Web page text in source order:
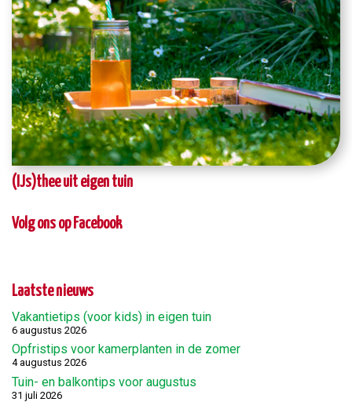
(IJs)thee uit eigen tuin
Volg ons op Facebook
Laatste nieuws
Vakantietips (voor kids) in eigen tuin
6 augustus 2026
Opfristips voor kamerplanten in de zomer
4 augustus 2026
Tuin- en balkontips voor augustus
31 juli 2026